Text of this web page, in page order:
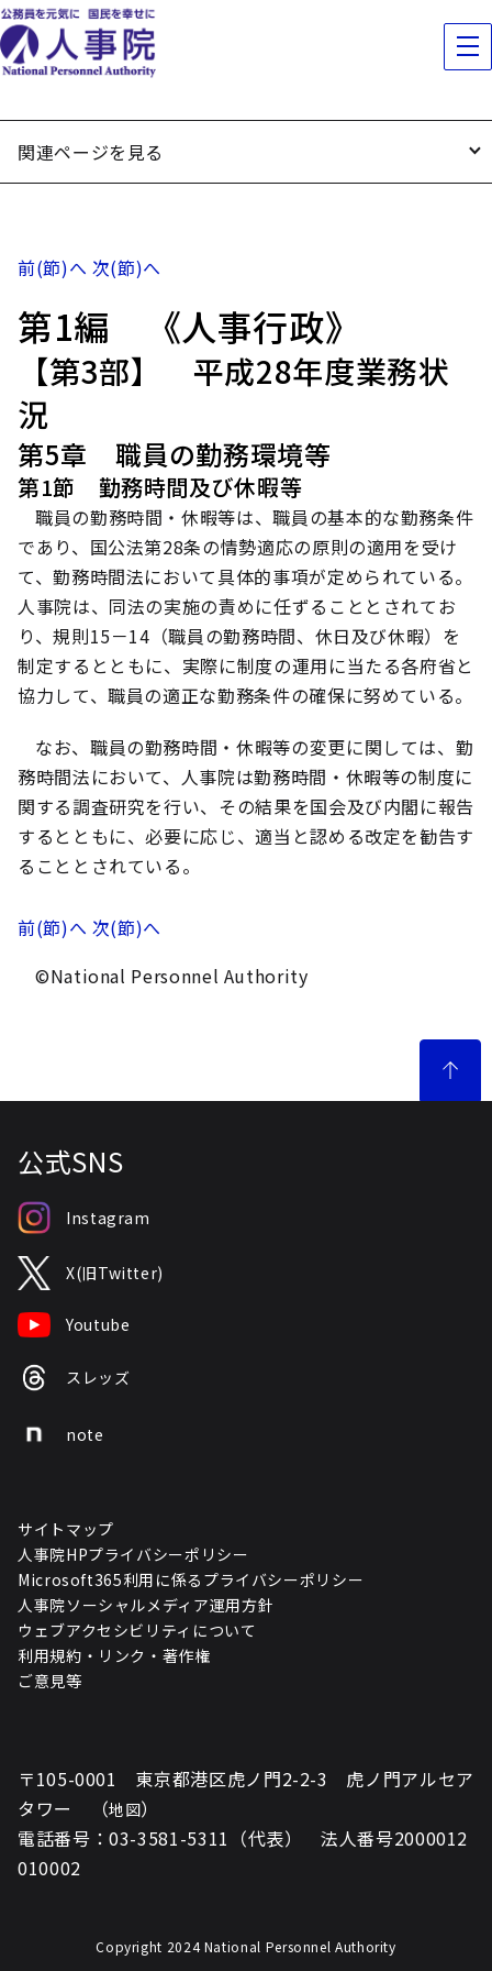
関連ページを見る
前(節)へ 次(節)へ
第1編 《人事行政》
【第3部】 平成28年度業務状
況
第5章 職員の勤務環境等
第1節 勤務時間及び休暇等
職員の勤務時間・休暇等は、職員の基本的な勤務条件
であり、国公法第28条の情勢適応の原則の適用を受け
て、勤務時間法において具体的事項が定められている。
人事院は、同法の実施の責めに任ずることとされてお
り、規則15－14（職員の勤務時間、休日及び休暇）を
制定するとともに、実際に制度の運用に当たる各府省と
協力して、職員の適正な勤務条件の確保に努めている。
なお、職員の勤務時間・休暇等の変更に関しては、勤
務時間法において、人事院は勤務時間・休暇等の制度に
関する調査研究を行い、その結果を国会及び内閣に報告
するとともに、必要に応じ、適当と認める改定を勧告す
ることとされている。
前(節)へ 次(節)へ
©National Personnel Authority
公式SNS
Instagram
X(旧Twitter)
Youtube
スレッズ
note
サイトマップ
人事院HPプライバシーポリシー
Microsoft365利用に係るプライバシーポリシー
人事院ソーシャルメディア運用方針
ウェブアクセシビリティについて
利用規約・リンク・著作権
ご意見等
〒105-0001 東京都港区虎ノ門2-2-3 虎ノ門アルセア
タワー （地図）
電話番号：03-3581-5311（代表） 法人番号2000012
010002
Copyright 2024 National Personnel Authority